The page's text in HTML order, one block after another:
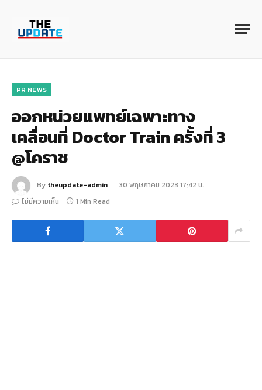
PR NEWS
ออกหน่วยแพทย์เฉพาะทาง
เคลื่อนที่ Doctor Train ครั้งที่ 3
@โคราช
By theupdate-admin
30 พฤษภาคม 2023 17:42 น.
ไม่มีความเห็น
1 Min Read